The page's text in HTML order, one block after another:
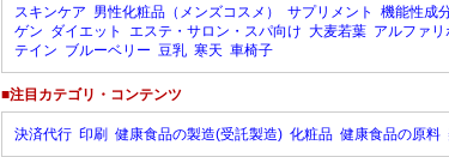
スキンケア 男性化粧品（メンズコスメ） サプリメント 機能性成
ゲン ダイエット エステ・サロン・スパ向け 大麦若葉 アルファ
テイン ブルーベリー 豆乳 寒天 車椅子
■注目カテゴリ・コンテンツ
決済代行 印刷 健康食品の製造(受託製造) 化粧品 健康食品の原料